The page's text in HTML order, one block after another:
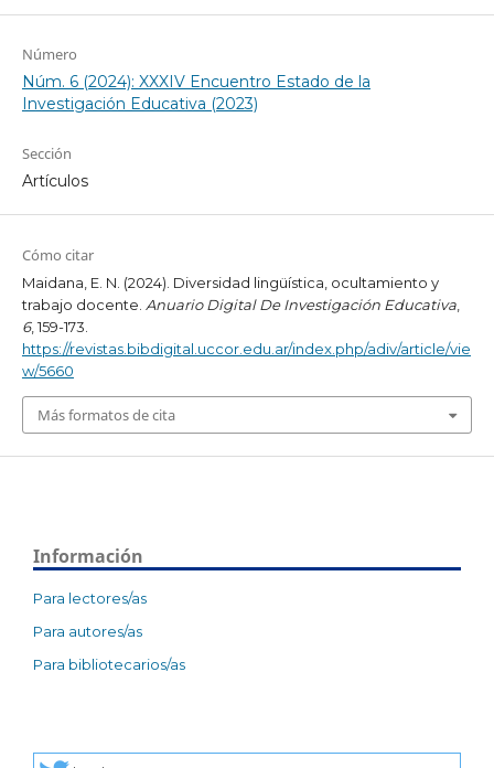
Número
Núm. 6 (2024): XXXIV Encuentro Estado de la
Investigación Educativa (2023)
Sección
Artículos
Cómo citar
Maidana, E. N. (2024). Diversidad lingüística, ocultamiento y
trabajo docente. Anuario Digital De Investigación Educativa,
6, 159-173.
https://revistas.bibdigital.uccor.edu.ar/index.php/adiv/article/vie
w/5660
Más formatos de cita
Información
Para lectores/as
Para autores/as
Para bibliotecarios/as